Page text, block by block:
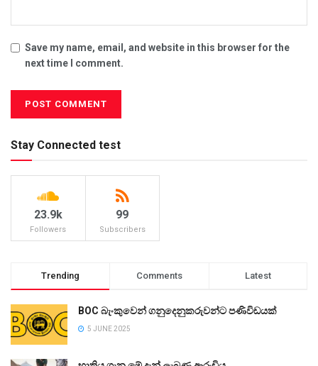
Save my name, email, and website in this browser for the
next time I comment.
Stay Connected test
23.9k
Followers
99
Subscribers
Trending Comments Latest
BOC බැංකුවෙන් ගනුදෙනුකරුවන්ට පණිවිඩයක්
5 JUNE 2025